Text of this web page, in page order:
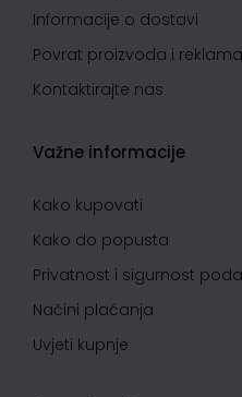
Informacije o dostavi
Povrat proizvoda i
Kontaktirajte nas
Važne informacije
Kako kupovati
Kako do popusta
Privatnost i sigurnost
Načini plaćanja
Uvjeti kupnje